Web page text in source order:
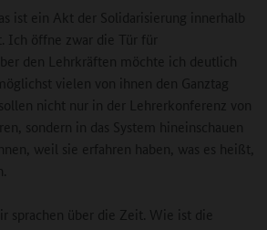
ist ein Akt der Solidarisierung innerhalb
Ich öffne zwar die Tür für
den Lehrkräften möchte ich deutlich
vielen von ihnen den Ganztag
nicht nur in der Lehrerkonferenz von
sondern in das System hineinschauen
weil sie erfahren haben, was es heißt,
sprachen über die Zeit. Wie ist die